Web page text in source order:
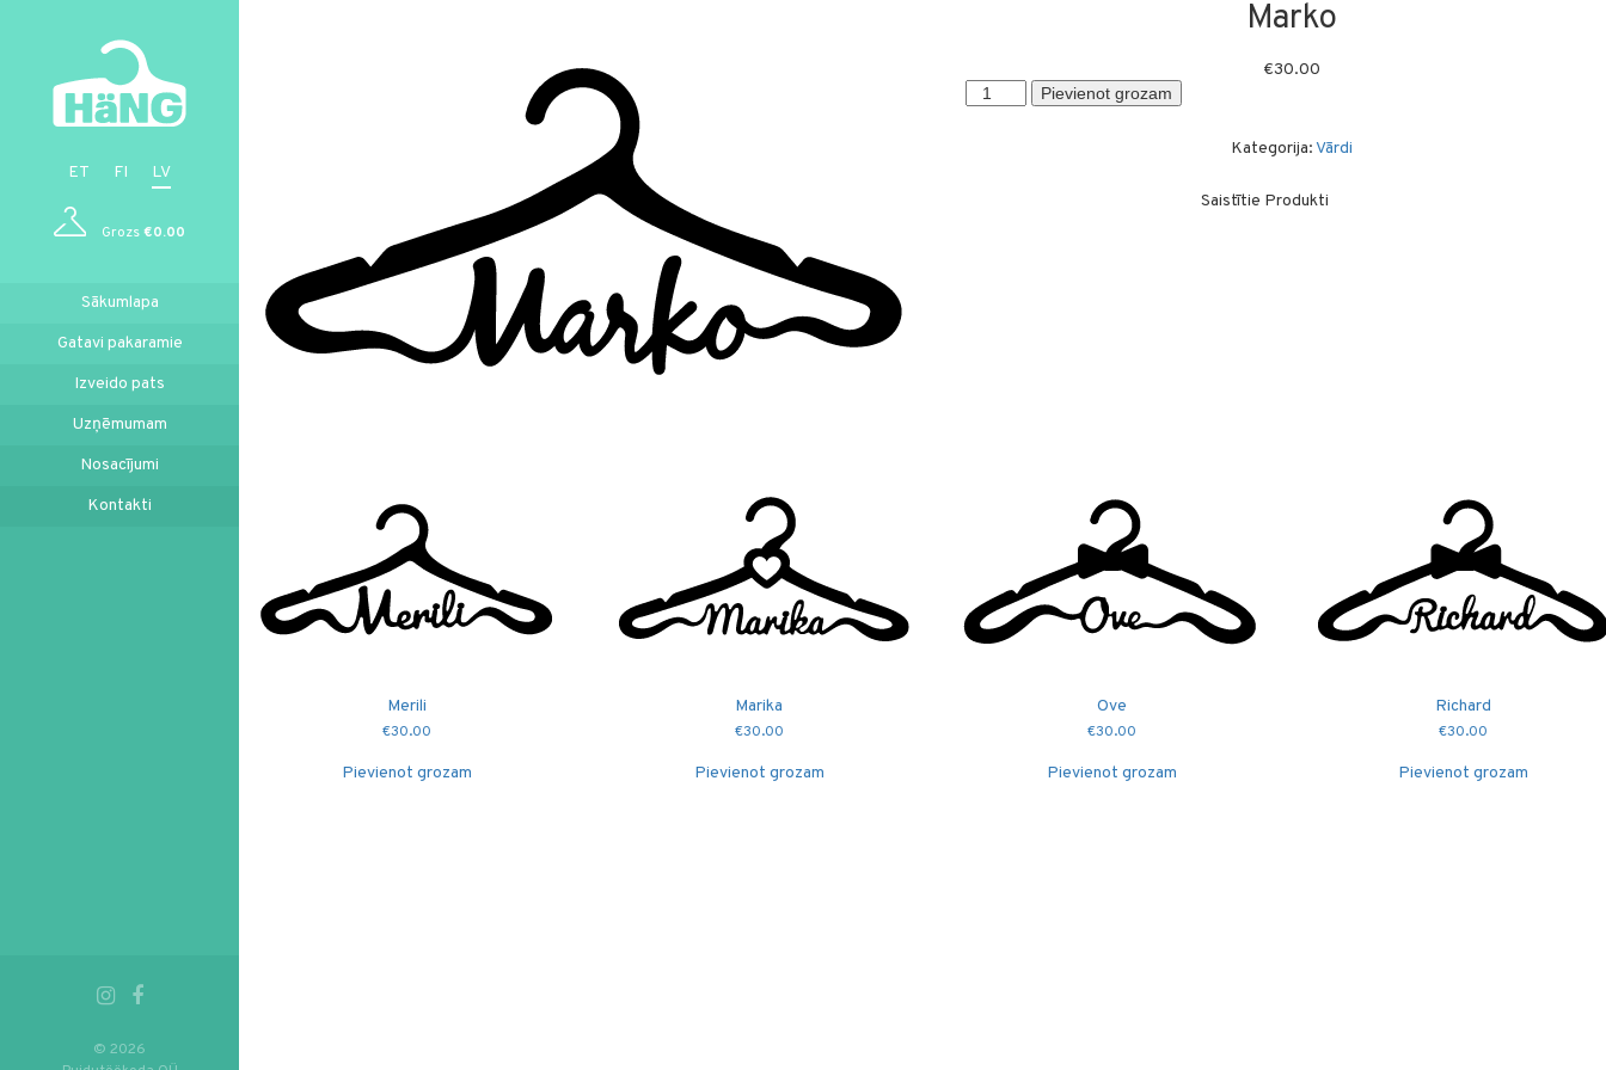
ET FI LV
Grozs€0.00
Sākumlapa
Gatavi pakaramie
Izveido pats
Uzņēmumam
Nosacījumi
Kontakti
© 2026
Marko
€30.00
Marko
daudzums
Pievienot grozam
Kategorija:Vārdi
Saistītie Produkti
Merili
€30.00
Pievienot grozam
Marika
€30.00
Pievienot grozam
Ove
€30.00
Pievienot grozam
Richard
€30.00
Pievienot grozam